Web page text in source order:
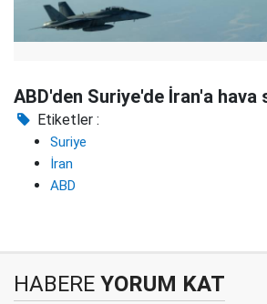
ABD'den Suriye'de İran'a hava
Etiketler :
Suriye
İran
ABD
HABERE YORUM KAT